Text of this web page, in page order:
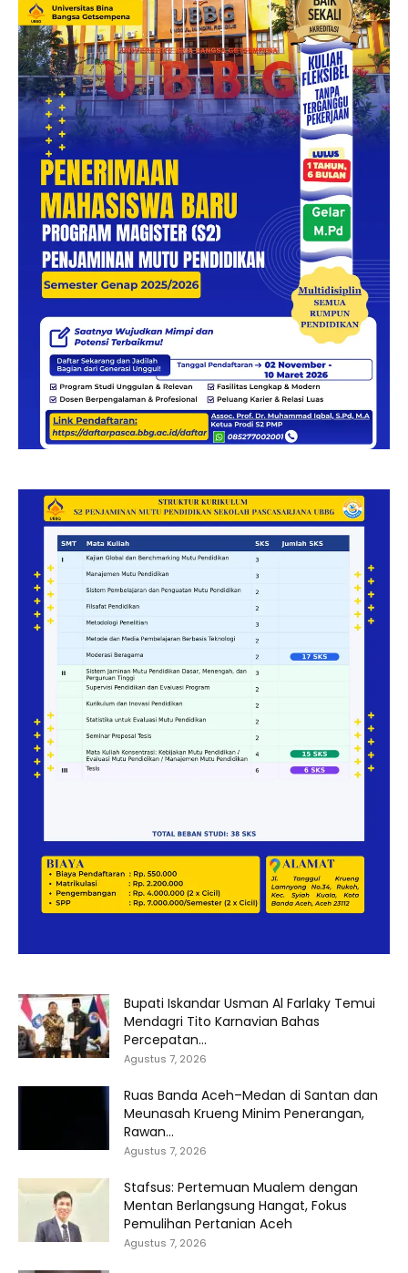
Bupati Iskandar Usman Al Farlaky Temui
Mendagri Tito Karnavian Bahas
Percepatan...
Agustus 7, 2026
Ruas Banda Aceh–Medan di Santan dan
Meunasah Krueng Minim Penerangan,
Rawan...
Agustus 7, 2026
Stafsus: Pertemuan Mualem dengan
Mentan Berlangsung Hangat, Fokus
Pemulihan Pertanian Aceh
Agustus 7, 2026